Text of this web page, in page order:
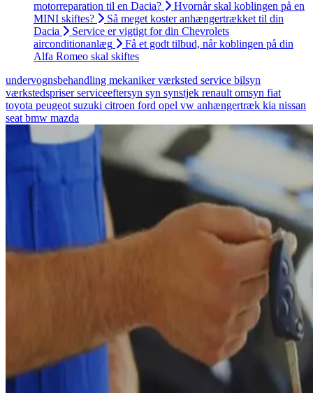
motorreparation til en Dacia?
Hvornår skal koblingen på en
MINI skiftes?
Så meget koster anhængertrækket til din
Dacia
Service er vigtigt for din Chevrolets
airconditionanlæg
Få et godt tilbud, når koblingen på din
Alfa Romeo skal skiftes
undervognsbehandling mekanikerværksted service bilsyn
værkstedspriserserviceeftersyn syn synstjek renault omsyn fiat
toyota peugeot suzuki citroen ford opel vw anhængertræk kia nissan
seat bmw mazda